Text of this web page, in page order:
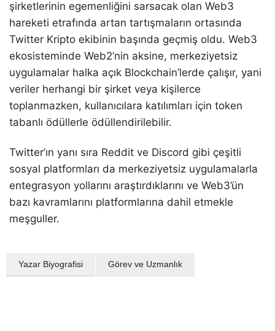
şirketlerinin egemenliğini sarsacak olan Web3
hareketi etrafında artan tartışmaların ortasında
Twitter Kripto ekibinin başında geçmiş oldu. Web3
ekosisteminde Web2’nin aksine, merkeziyetsiz
uygulamalar halka açık Blockchain’lerde çalışır, yani
veriler herhangi bir şirket veya kişilerce
toplanmazken, kullanıcılara katılımları için token
tabanlı ödüllerle ödüllendirilebilir.
Twitter’ın yanı sıra Reddit ve Discord gibi çeşitli
sosyal platformları da merkeziyetsiz uygulamalarla
entegrasyon yollarını araştırdıklarını ve Web3’ün
bazı kavramlarını platformlarına dahil etmekle
meşguller.
Yazar Biyografisi Görev ve Uzmanlık